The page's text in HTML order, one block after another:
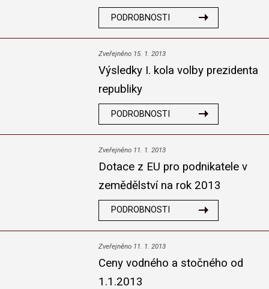
PODROBNOSTI
Zveřejněno 15. 1. 2013
Výsledky I. kola volby prezidenta
republiky
PODROBNOSTI
Zveřejněno 11. 1. 2013
Dotace z EU pro podnikatele v
zemědělství na rok 2013
PODROBNOSTI
Zveřejněno 11. 1. 2013
Ceny vodného a stočného od
1.1.2013